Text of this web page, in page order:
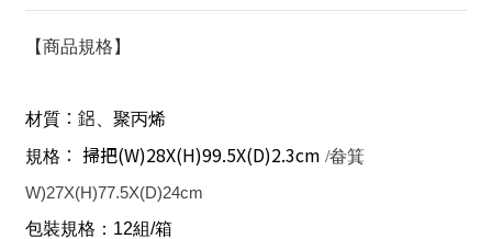
【商品規格】
材質 ：鋁 、聚丙烯
規格 ： 掃把(W)28X(H)99.5X(D)2.3cm /畚箕
W)27X(H)77.5X(D)24cm
包裝規格：12組/箱